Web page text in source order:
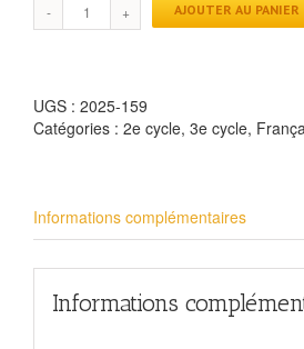
AJOUTER AU PANIER
UGS : 2025-159
Catégories : 2e cycle, 3e cycle,
Informations complémentaires
Informations